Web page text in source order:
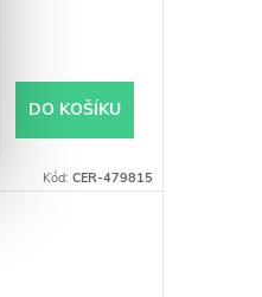
DO KOŠÍKU
Kód: CER-479815